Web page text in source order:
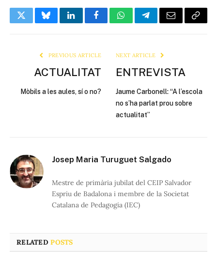
TwitterBlueskyLinkedInFacebookWhatsAppTelegramEmail Copy
PREVIOUS ARTICLE
ACTUALITAT
Mòbils a les aules, sí o no?
NEXT ARTICLE
ENTREVISTA
Jaume Carbonell: “A l’escola
no s’ha parlat prou sobre
actualitat”
Josep Maria Turuguet Salgado
Mestre de primària jubilat del CEIP Salvador
Espriu de Badalona i membre de la Societat
Catalana de Pedagogia (IEC)
RELATEDPOSTS